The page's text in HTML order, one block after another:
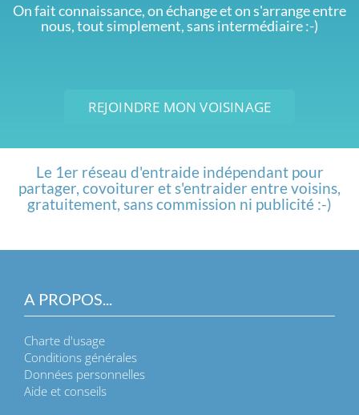
On fait connaissance, on échange et on s'arrange entre
nous, tout simplement, sans intermédiaire :-)
REJOINDRE MON VOISINAGE
Le 1er réseau d'entraide indépendant pour
partager, covoiturer et s'entraider entre voisins,
gratuitement, sans commission ni publicité :-)
A PROPOS...
Charte d'usage
Conditions générales
Données personnelles
Aide et conseils